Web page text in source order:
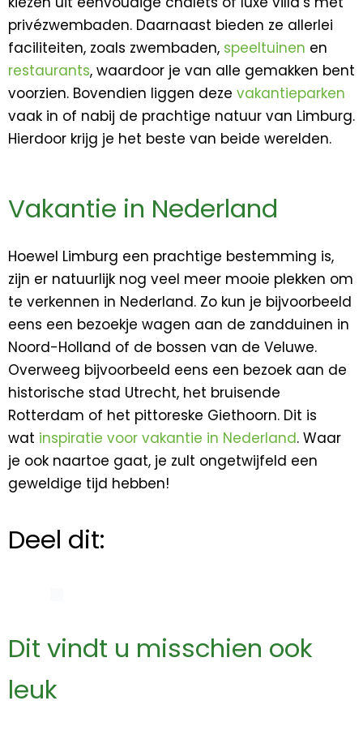
privézwembaden. Daarnaast bieden ze allerlei
faciliteiten, zoals zwembaden, speeltuinen en
restaurants, waardoor je van alle gemakken bent
voorzien. Bovendien liggen deze vakantieparken
vaak in of nabij de prachtige natuur van Limburg.
Hierdoor krijg je het beste van beide werelden.
Vakantie in Nederland
Hoewel Limburg een prachtige bestemming is,
zijn er natuurlijk nog veel meer mooie plekken om
te verkennen in Nederland. Zo kun je bijvoorbeeld
eens een bezoekje wagen aan de zandduinen in
Noord-Holland of de bossen van de Veluwe.
Overweeg bijvoorbeeld eens een bezoek aan de
historische stad Utrecht, het bruisende
Rotterdam of het pittoreske Giethoorn. Dit is
wat inspiratie voor vakantie in Nederland. Waar
je ook naartoe gaat, je zult ongetwijfeld een
geweldige tijd hebben!
Deel dit:
Dit vindt u misschien ook
leuk